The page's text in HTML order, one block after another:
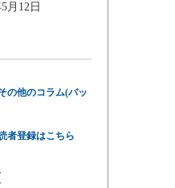
月12日
の他のコラム(バッ
者登録はこちら